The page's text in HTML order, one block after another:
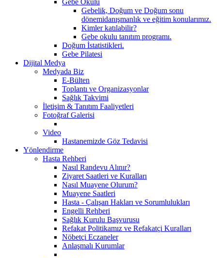
Gebelik, Doğum ve Doğum sonu
dönemidanışmanlık ve eğitim konularımız.
Kimler katılabilir?
Gebe okulu tanıtım programı.
Doğum İstatistikleri.
Gebe Pilatesi
Dijital Medya
Medyada Biz
E-Bülten
Toplantı ve Organizasyonlar
Sağlık Takvimi
İletişim & Tanıtım Faaliyetleri
Fotoğraf Galerisi
Video
Hastanemizde Göz Tedavisi
Yönlendirme
Hasta Rehberi
Nasıl Randevu Alınır?
Ziyaret Saatleri ve Kuralları
Nasıl Muayene Olurum?
Muayene Saatleri
Hasta - Çalışan Hakları ve Sorumlulukları
Engelli Rehberi
Sağlık Kurulu Başvurusu
Refakat Politikamız ve Refakatçi Kuralları
Nöbetçi Eczaneler
Anlaşmalı Kurumlar